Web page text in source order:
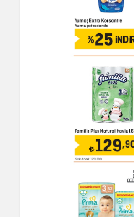
Çikolata & Bisküvi &
Elektronik
Et &
Kişisel
Küçük Ev Aletleri
Sağlık
Un & Şeker & Yağ